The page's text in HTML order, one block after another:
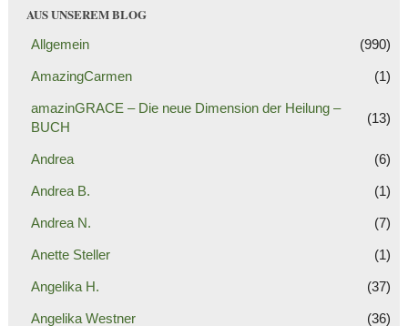
AUS UNSEREM BLOG
Allgemein (990)
AmazingCarmen (1)
amazinGRACE – Die neue Dimension der Heilung –
BUCH
(13)
Andrea (6)
Andrea B. (1)
Andrea N. (7)
Anette Steller (1)
Angelika H. (37)
Angelika Westner (36)